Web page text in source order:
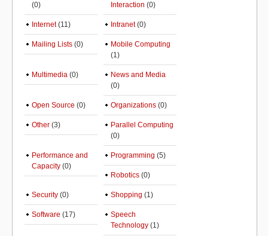
(0)
Interaction (0)
Internet(11) Intranet(0)
Mailing Lists (0)
Mobile Computing
(1)
Multimedia (0)
News and Media
(0)
Open Source (0) Organizations (0)
Other (3)
Parallel Computing
(0)
Performance and
Capacity (0)
Programming (5)
Robotics (0)
Security (0) Shopping (1)
Software (17)
Speech
Technology (1)